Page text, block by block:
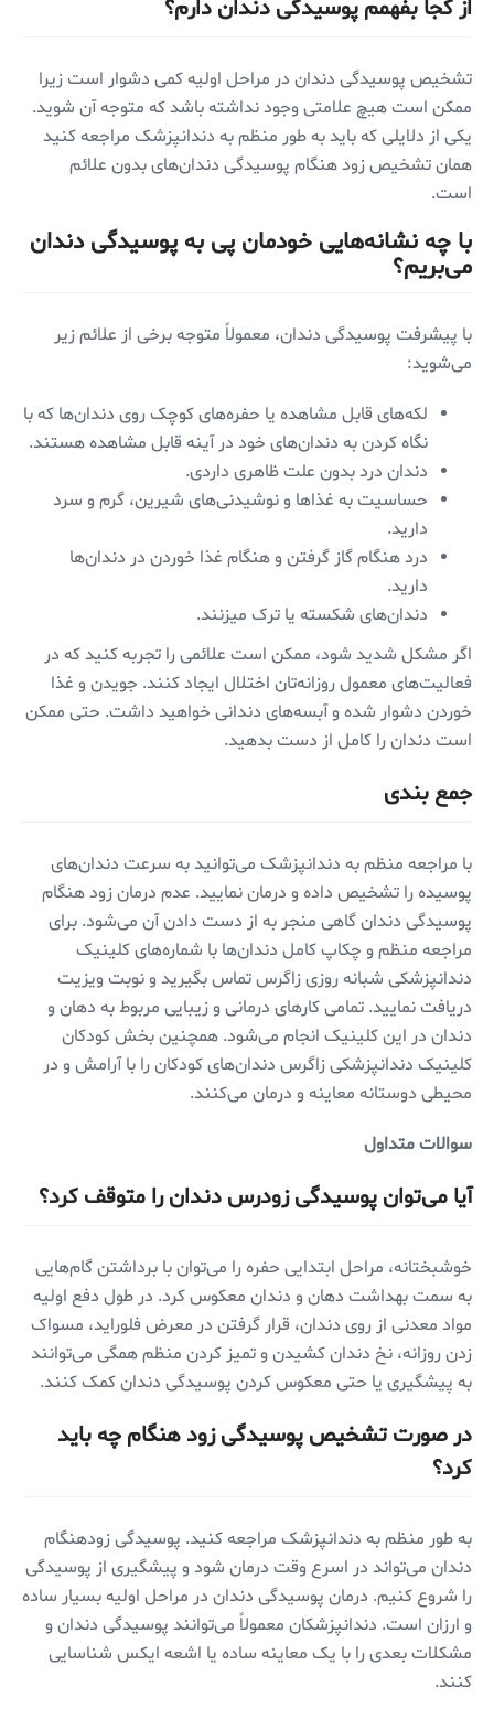
از کجا بفهمم پوسیدگی دندان دارم؟
تشخیص پوسیدگی دندان در مراحل اولیه کمی دشوار است زیرا
ممکن است هیچ علامتی وجود نداشته باشد که متوجه آن شوید.
یکی از دلایلی که باید به طور منظم به دندانپزشک مراجعه کنید
همان تشخیص زود هنگام پوسیدگی دندان‌های بدون علائم
است.
با چه نشانه‌هایی خودمان پی به پوسیدگی دندان
می‌بریم؟
با پیشرفت پوسیدگی دندان، معمولاً متوجه برخی از علائم زیر
می‌شوید:
لکه‌های قابل مشاهده یا حفره‌های کوچک روی دندان‌ها که با
نگاه کردن به دندان‌های خود در آینه قابل مشاهده هستند.
دندان درد بدون علت ظاهری داردی.
حساسیت به غذا‌ها و نوشیدنی‌های شیرین، گرم و سرد
دارید.
درد هنگام گاز گرفتن و هنگام غذا خوردن در دندان‌ها
دارید.
دندان‌های شکسته یا ترک میزنند.
اگر مشکل شدید شود، ممکن است علائمی را تجربه کنید که در
فعالیت‌های معمول روزانه‌تان اختلال ایجاد ‌کنند. جویدن و غذا
خوردن دشوار شده و آبسه‌های دندانی خواهید داشت. حتی ممکن
است دندان را کامل از دست بدهید.
جمع بندی
با مراجعه منظم به دندانپزشک می‌توانید به سرعت دندان‌های
پوسیده را تشخیص داده و درمان نمایید. عدم درمان زود هنگام
پوسیدگی دندان گاهی منجر به از دست دادن آن می‌شود. برای
مراجعه منظم و چکاپ کامل دندان‌ها با شماره‌های کلینیک
دندانپزشکی شبانه روزی زاگرس تماس بگیرید و نوبت ویزیت
دریافت نمایید. تمامی کار‌های درمانی و زیبایی مربوط به دهان و
دندان در این کلینیک انجام می‌شود. همچنین بخش کودکان
کلینیک دندانپزشکی زاگرس دندان‌های کودکان را با آرامش و در
محیطی دوستانه معاینه و درمان می‌کنند.
سوالات متداول
آیا می‌توان پوسیدگی زودرس دندان را متوقف کرد؟
خوشبختانه، مراحل ابتدایی حفره را می‌توان با برداشتن گام‌هایی
به سمت بهداشت دهان و دندان معکوس کرد. در طول دفع اولیه
مواد معدنی از روی دندان، قرار گرفتن در معرض فلوراید، مسواک
زدن روزانه، نخ دندان کشیدن و تمیز کردن منظم همگی می‌توانند
به پیشگیری یا حتی معکوس کردن پوسیدگی دندان کمک کنند.
در صورت تشخیص پوسیدگی زود هنگام چه باید
کرد؟
به طور منظم به دندانپزشک مراجعه کنید. پوسیدگی زودهنگام
دندان می‌تواند در اسرع وقت درمان شود و پیشگیری از پوسیدگی
را شروع کنیم. درمان پوسیدگی دندان در مراحل اولیه بسیار ساده
و ارزان است. دندانپزشکان معمولاً می‌توانند پوسیدگی دندان و
مشکلات بعدی را با یک معاینه ساده یا اشعه ایکس شناسایی
کنند.